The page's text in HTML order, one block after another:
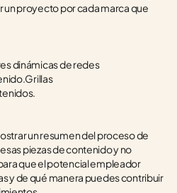
un proyecto por cada marca que
dinámicas de redes
un resumen del proceso de
piezas de contenido y no
que el potencial empleador
y de qué manera puedes contribuir